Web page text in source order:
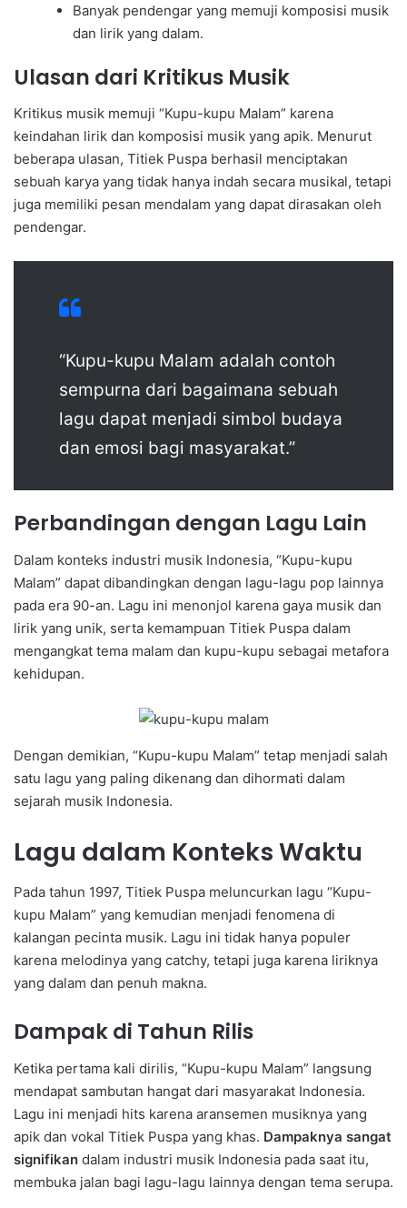
Banyak pendengar yang memuji komposisi musik
dan lirik yang dalam.
Ulasan dari Kritikus Musik
Kritikus musik memuji “Kupu-kupu Malam” karena
keindahan lirik dan komposisi musik yang apik. Menurut
beberapa ulasan, Titiek Puspa berhasil menciptakan
sebuah karya yang tidak hanya indah secara musikal, tetapi
juga memiliki pesan mendalam yang dapat dirasakan oleh
pendengar.
“Kupu-kupu Malam adalah contoh
sempurna dari bagaimana sebuah
lagu dapat menjadi simbol budaya
dan emosi bagi masyarakat.”
Perbandingan dengan Lagu Lain
Dalam konteks industri musik Indonesia, “Kupu-kupu
Malam” dapat dibandingkan dengan lagu-lagu pop lainnya
pada era 90-an. Lagu ini menonjol karena gaya musik dan
lirik yang unik, serta kemampuan Titiek Puspa dalam
mengangkat tema malam dan kupu-kupu sebagai metafora
kehidupan.
Dengan demikian, “Kupu-kupu Malam” tetap menjadi salah
satu lagu yang paling dikenang dan dihormati dalam
sejarah musik Indonesia.
Lagu dalam Konteks Waktu
Pada tahun 1997, Titiek Puspa meluncurkan lagu “Kupu-
kupu Malam” yang kemudian menjadi fenomena di
kalangan pecinta musik. Lagu ini tidak hanya populer
karena melodinya yang catchy, tetapi juga karena liriknya
yang dalam dan penuh makna.
Dampak di Tahun Rilis
Ketika pertama kali dirilis, “Kupu-kupu Malam” langsung
mendapat sambutan hangat dari masyarakat Indonesia.
Lagu ini menjadi hits karena aransemen musiknya yang
apik dan vokal Titiek Puspa yang khas. Dampaknya sangat
signifikan dalam industri musik Indonesia pada saat itu,
membuka jalan bagi lagu-lagu lainnya dengan tema serupa.